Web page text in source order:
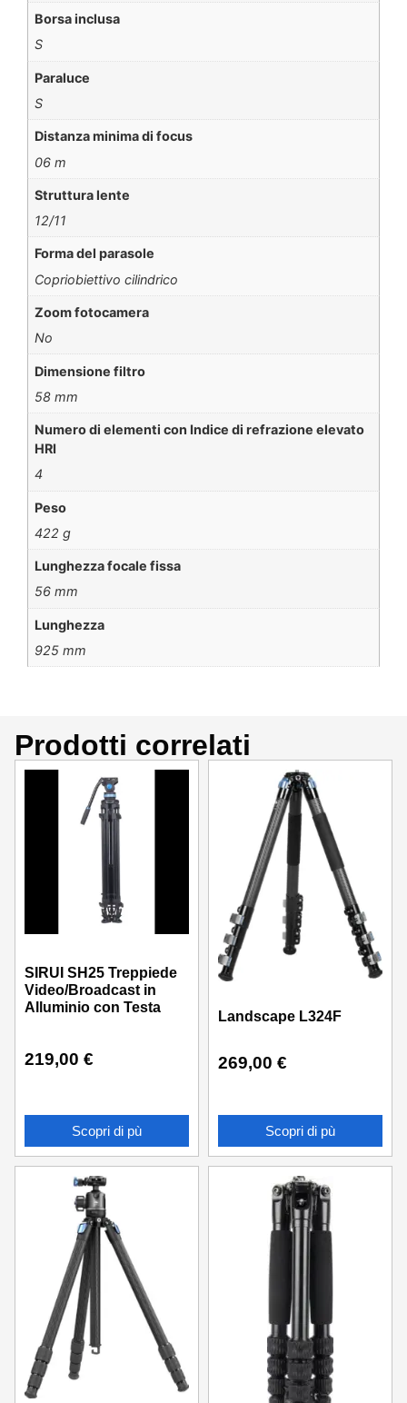
Borsa inclusa
S
Paraluce
S
Distanza minima di focus
06 m
Struttura lente
12/11
Forma del parasole
Copriobiettivo cilindrico
Zoom fotocamera
No
Dimensione filtro
58 mm
Numero di elementi con Indice di refrazione elevato
HRI
4
Peso
422 g
Lunghezza focale fissa
56 mm
Lunghezza
925 mm
Prodotti correlati
SIRUI SH25 Treppiede
Video/Broadcast in
Alluminio con Testa
219,00 €
Scopri di pù
Landscape L324F
269,00 €
Scopri di pù